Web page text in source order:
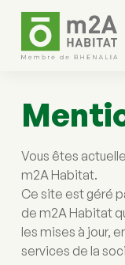
P
Vous êtes
m2A Habitat.
Ce site est géré
de m2A Habitat
les mises à jour,
services de la